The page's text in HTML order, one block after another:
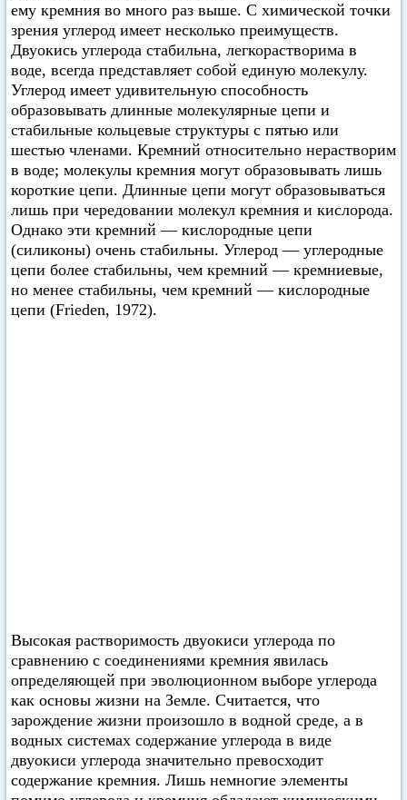
ему кремния во много раз выше. С химической точки
зрения углерод имеет несколько преимуществ.
Двуокись углерода стабильна, легкорастворима в
воде, всегда представляет собой единую молекулу.
Углерод имеет удивительную способность
образовывать длинные молекулярные цепи и
стабильные кольцевые структуры с пятью или
шестью членами. Кремний относительно нерастворим
в воде; молекулы кремния могут образовывать лишь
короткие цепи. Длинные цепи могут образовываться
лишь при чередовании молекул кремния и кислорода.
Однако эти кремний — кислородные цепи
(силиконы) очень стабильны. Углерод — углеродные
цепи более стабильны, чем кремний — кремниевые,
но менее стабильны, чем кремний — кислородные
цепи (Frieden, 1972).
Высокая растворимость двуокиси углерода по
сравнению с соединениями кремния явилась
определяющей при эволюционном выборе углерода
как основы жизни на Земле. Считается, что
зарождение жизни произошло в водной среде, а в
водных системах содержание углерода в виде
двуокиси углерода значительно превосходит
содержание кремния. Лишь немногие элементы